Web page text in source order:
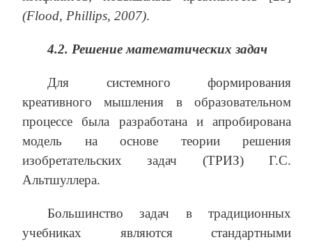
(Flood, Phillips, 2007).
4.2. Решение математических задач
Для системного формирования
креативного мышления в образовательном
процессе была разработана и апробирована
модель на основе теории решения
изобретательских задач (ТРИЗ) Г.С.
Альтшуллера.
Большинство задач в традиционных
учебниках являются стандартными